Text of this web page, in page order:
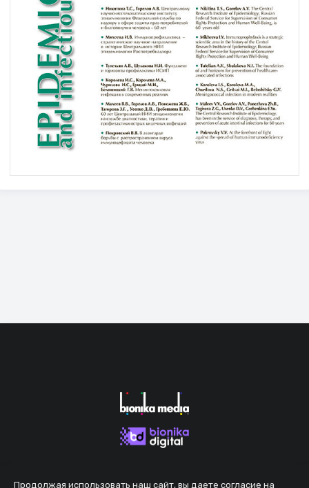
Продолжая использовать наш сайт, вы даете согласие на